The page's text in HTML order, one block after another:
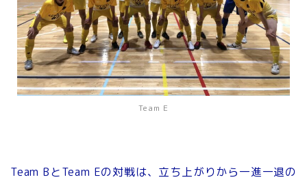
Team E
Team BとTeam Eの対戦は、立ち上がりから一進一退の